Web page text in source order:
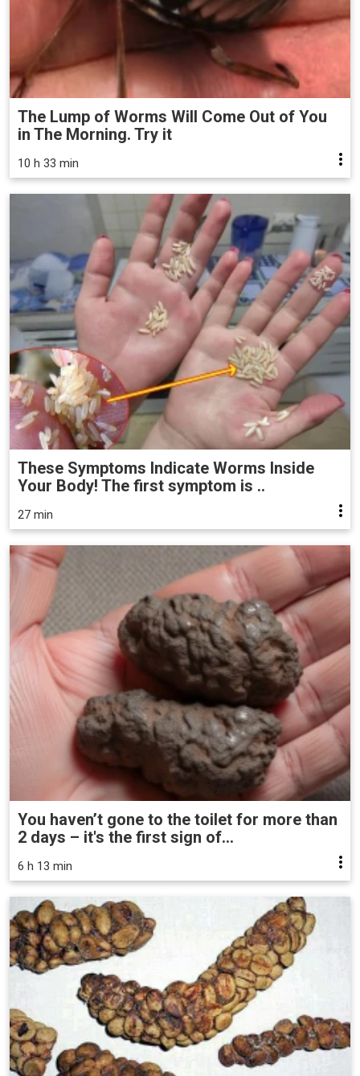
The Lump of Worms Will Come Out of You
in The Morning. Try it
10 h 33 min
These Symptoms Indicate Worms Inside
Your Body! The first symptom is ..
27 min
You haven’t gone to the toilet for more than
2 days – it's the first sign of...
6 h 13 min